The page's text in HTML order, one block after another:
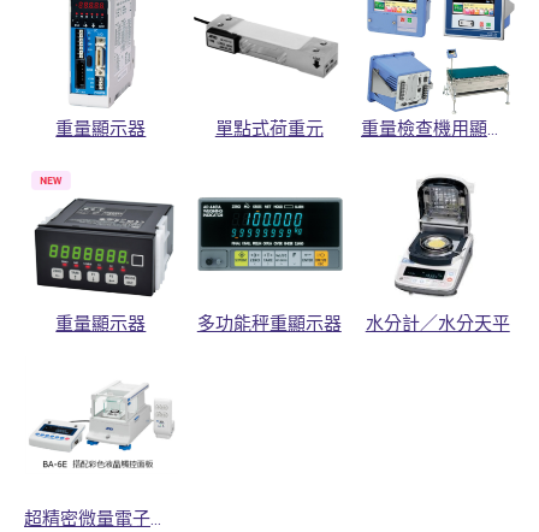
重量顯示器 單點式荷重元 重量檢查機用顯示器
重量顯示器 多功能秤重顯示器 水分計／水分天平
超精密微量電子天平